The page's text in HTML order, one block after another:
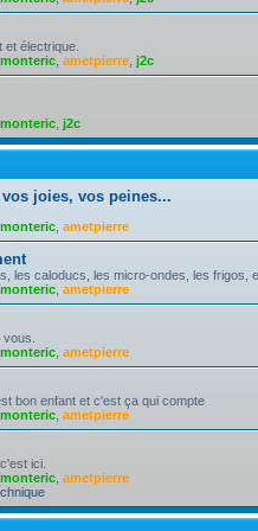
électrique.
monteric ametpierre j2c
monteric j2c
joies, vos peines...
monteric ametpierre
les caloducs, les micro-ondes, les frigos,
monteric ametpierre
monteric ametpierre
bon enfant et c'est ça qui compte
monteric ametpierre
ici.
monteric ametpierre